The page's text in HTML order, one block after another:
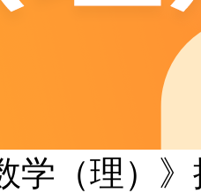
学（理）